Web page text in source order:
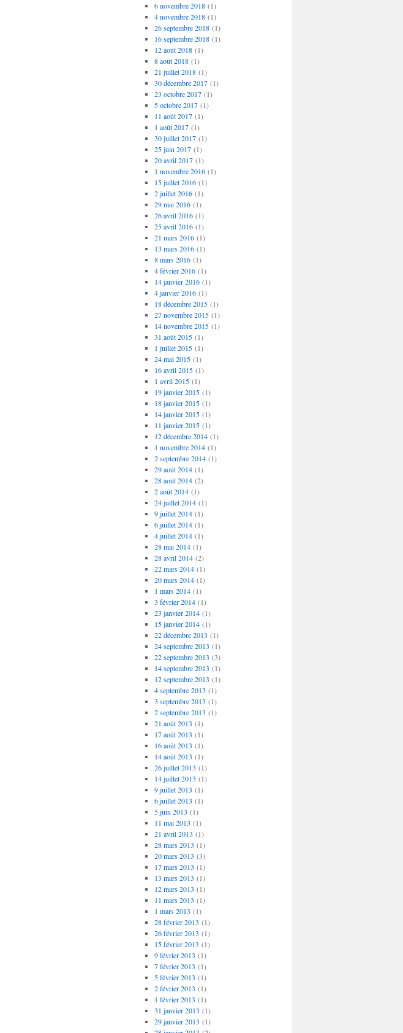
6 novembre 2018(1)
4 novembre 2018(1)
26 septembre 2018(1)
16 septembre 2018(1)
12 août 2018(1)
8 août 2018(1)
21 juillet 2018(1)
30 décembre 2017(1)
23 octobre 2017(1)
5 octobre 2017(1)
11 août 2017(1)
1 août 2017(1)
30 juillet 2017(1)
25 juin 2017(1)
20 avril 2017(1)
1 novembre 2016(1)
15 juillet 2016(1)
2 juillet 2016(1)
29 mai 2016(1)
26 avril 2016(1)
25 avril 2016(1)
21 mars 2016(1)
13 mars 2016(1)
8 mars 2016(1)
4 février 2016(1)
14 janvier 2016(1)
4 janvier 2016(1)
18 décembre 2015(1)
27 novembre 2015(1)
14 novembre 2015(1)
31 août 2015(1)
1 juillet 2015(1)
24 mai 2015(1)
16 avril 2015(1)
1 avril 2015(1)
19 janvier 2015(1)
18 janvier 2015(1)
14 janvier 2015(1)
11 janvier 2015(1)
12 décembre 2014(1)
1 novembre 2014(1)
2 septembre 2014(1)
29 août 2014(1)
28 août 2014(2)
2 août 2014(1)
24 juillet 2014(1)
9 juillet 2014(1)
6 juillet 2014(1)
4 juillet 2014(1)
28 mai 2014(1)
28 avril 2014(2)
22 mars 2014(1)
20 mars 2014(1)
1 mars 2014(1)
3 février 2014(1)
23 janvier 2014(1)
15 janvier 2014(1)
22 décembre 2013 (1)
24 septembre 2013 (1)
22 septembre 2013 (3)
14 septembre 2013 (1)
12 septembre 2013 (1)
4 septembre 2013 (1)
3 septembre 2013 (1)
2 septembre 2013 (1)
21 août 2013 (1)
17 août 2013 (1)
16 août 2013 (1)
14 août 2013 (1)
26 juillet 2013 (1)
14 juillet 2013 (1)
9 juillet 2013 (1)
6 juillet 2013 (1)
5 juin 2013 (1)
11 mai 2013 (1)
21 avril 2013 (1)
28 mars 2013 (1)
20 mars 2013 (3)
17 mars 2013 (1)
13 mars 2013 (1)
12 mars 2013 (1)
11 mars 2013 (1)
1 mars 2013 (1)
28 février 2013 (1)
26 février 2013 (1)
15 février 2013 (1)
9 février 2013 (1)
7 février 2013 (1)
5 février 2013 (1)
2 février 2013 (1)
1 février 2013 (1)
31 janvier 2013 (1)
29 janvier 2013 (1)